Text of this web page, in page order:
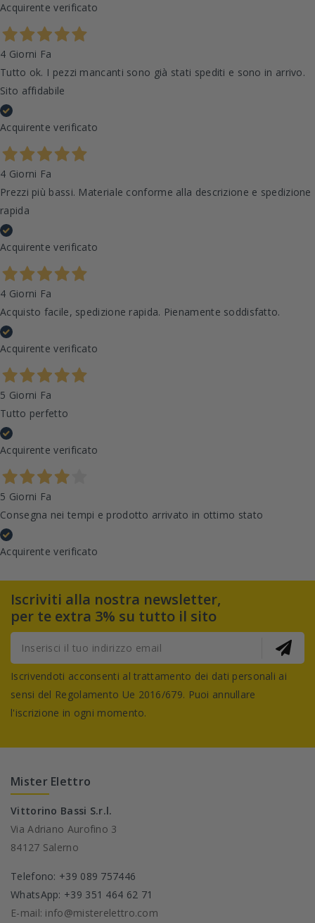
Acquirente verificato
4 Giorni Fa
Tutto ok. I pezzi mancanti sono già stati spediti e sono in arrivo.
Sito affidabile
Acquirente verificato
4 Giorni Fa
Prezzi più bassi. Materiale conforme alla descrizione e spedizione
rapida
Acquirente verificato
4 Giorni Fa
Acquisto facile, spedizione rapida. Pienamente soddisfatto.
Acquirente verificato
5 Giorni Fa
Tutto perfetto
Acquirente verificato
5 Giorni Fa
Consegna nei tempi e prodotto arrivato in ottimo stato
Acquirente verificato
Iscriviti alla nostra newsletter,
per te extra 3% su tutto il sito
Iscrivendoti acconsenti al trattamento dei dati personali ai
sensi del Regolamento Ue 2016/679. Puoi annullare
l'iscrizione in ogni momento.
Mister Elettro
Vittorino Bassi S.r.l.
Via Adriano Aurofino 3
84127 Salerno
Telefono: +39 089 757446
WhatsApp: +39 351 464 62 71
E-mail: info@misterelettro.com